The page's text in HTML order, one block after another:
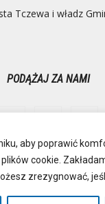
aby poprawić
cookie.
zrezygnować,
Tczewa i władz
PODĄŻAJ ZA NAMI
Inspektor
Deklaracja dostępności
RSS
Kontakt